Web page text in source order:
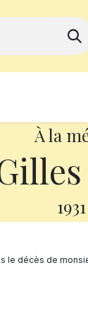
À la
1931
le décès de